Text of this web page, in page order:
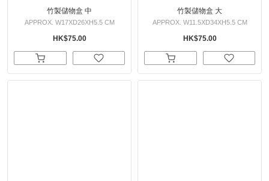
竹製儲物盒 中
APPROX. W17XD26XH5.5 CM
HK$75.00
竹製儲物盒 大
APPROX. W11.5XD34XH5.5 CM
HK$75.00